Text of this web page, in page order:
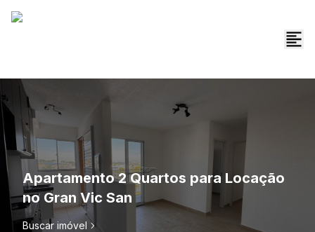
Apartamento 2 Quartos para Locação
no Gran Vic San
Buscar imóvel